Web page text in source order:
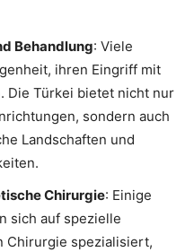
Behandlung: Viele
ihren Eingriff mit
Die Türkei bietet nicht nur
sondern auch
Landschaften und
Chirurgie: Einige
sich auf spezielle
Chirurgie spezialisiert,